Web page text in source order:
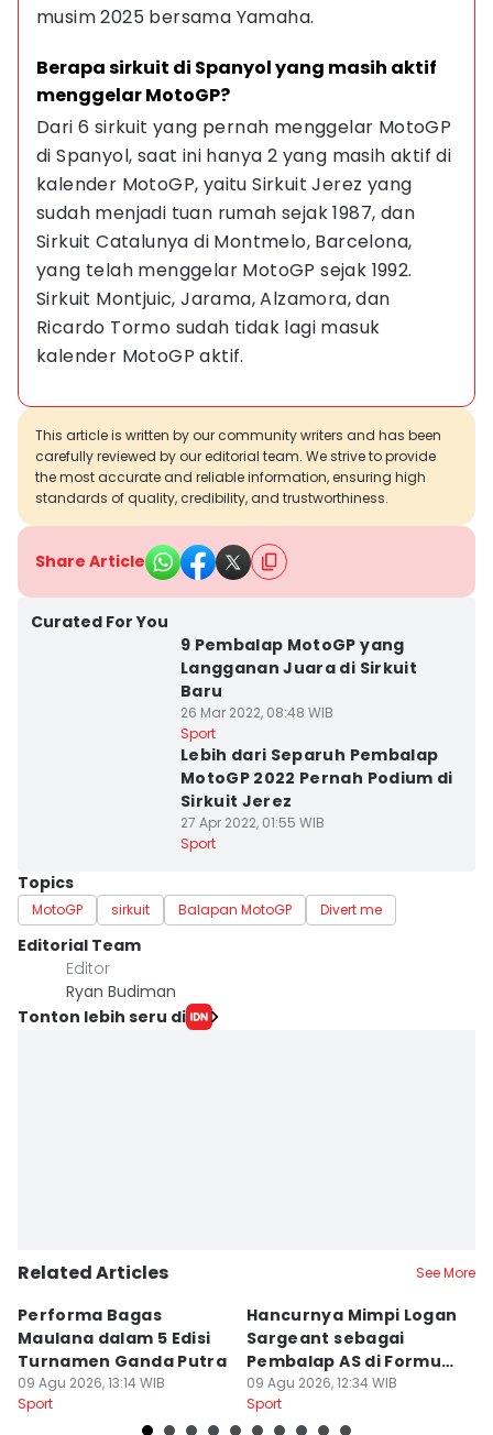
musim 2025 bersama Yamaha.
Berapa sirkuit di Spanyol yang masih aktif
menggelar MotoGP?
Dari 6 sirkuit yang pernah menggelar MotoGP
di Spanyol, saat ini hanya 2 yang masih aktif di
kalender MotoGP, yaitu Sirkuit Jerez yang
sudah menjadi tuan rumah sejak 1987, dan
Sirkuit Catalunya di Montmelo, Barcelona,
yang telah menggelar MotoGP sejak 1992.
Sirkuit Montjuic, Jarama, Alzamora, dan
Ricardo Tormo sudah tidak lagi masuk
kalender MotoGP aktif.
This article is written by our community writers and has been
carefully reviewed by our editorial team. We strive to provide
the most accurate and reliable information, ensuring high
standards of quality, credibility, and trustworthiness.
Share Article
Curated For You
9 Pembalap MotoGP yang
Langganan Juara di Sirkuit
Baru
26 Mar 2022, 08:48 WIB
Sport
Lebih dari Separuh Pembalap
MotoGP 2022 Pernah Podium di
Sirkuit Jerez
27 Apr 2022, 01:55 WIB
Sport
Topics
MotoGP sirkuit Balapan MotoGP Divert me
Editorial Team
Editor
Ryan Budiman
Tonton lebih seru di
Related Articles See More
Performa Bagas
Maulana dalam 5 Edisi
Turnamen Ganda Putra
09 Agu 2026, 13:14 WIB
Sport
Hancurnya Mimpi Logan
Sargeant sebagai
Pembalap AS di Formula
1
09 Agu 2026, 12:34 WIB
Sport